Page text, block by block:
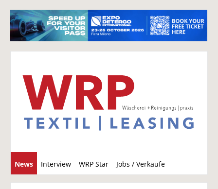
News Interview WRP Star Jobs / Verkäufe
u
c